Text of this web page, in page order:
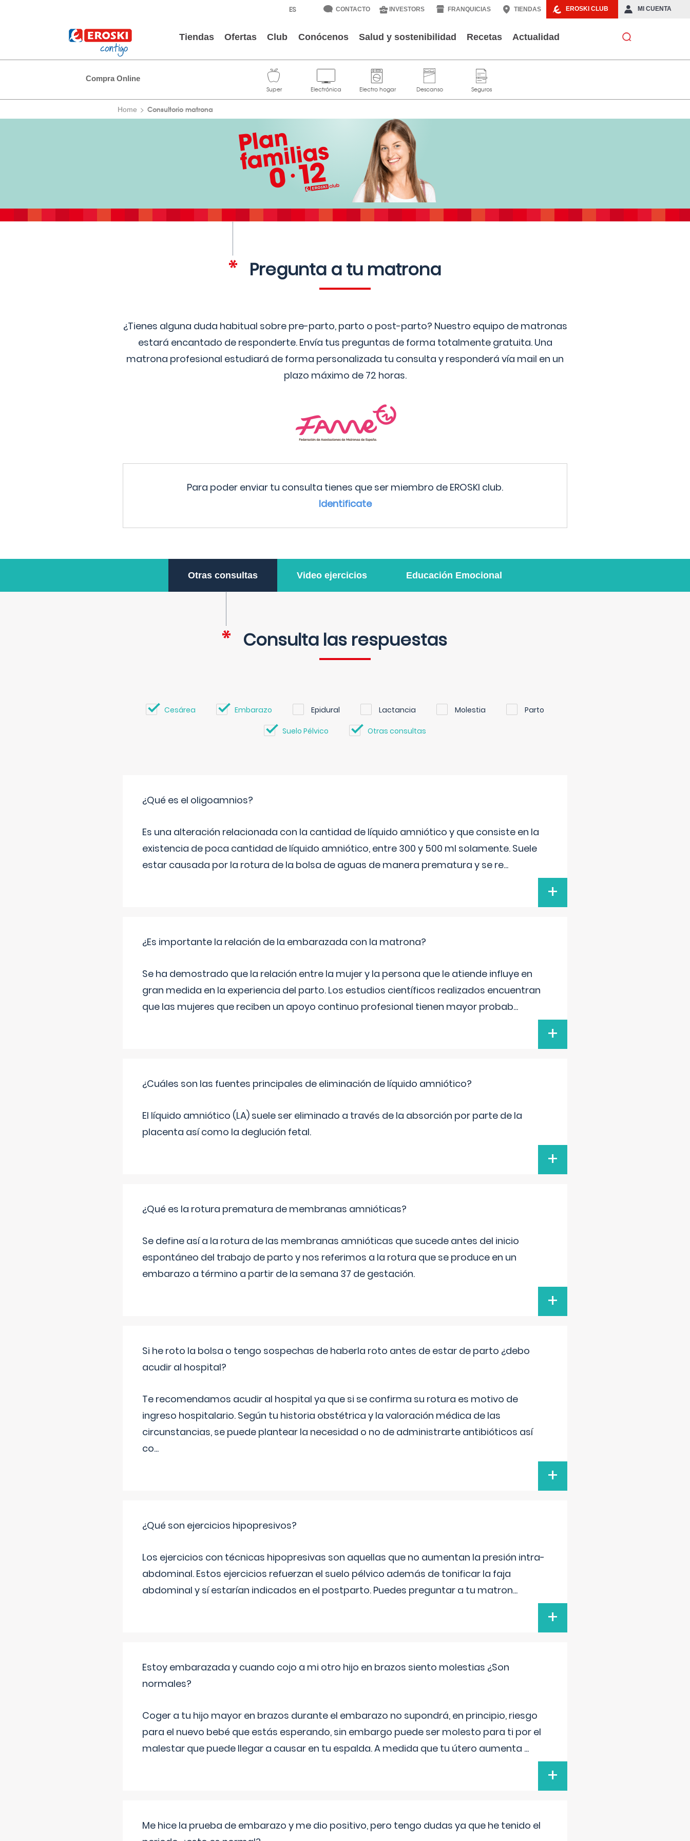
EROSKI CLUB MI CUENTA
CONTACTO INVESTORS FRANQUICIAS TIENDAS
Tiendas Ofertas Club Conócenos Salud y sostenibilidad Recetas Actualidad
Compra Online
Home Consultorio matrona
Pregunta a tu matrona
¿Tienes alguna duda habitual sobre pre-parto, parto o post-parto? Nuestro equipo de matronas
estará encantado de responderte. Envía tus preguntas de forma totalmente gratuita. Una
matrona profesional estudiará de forma personalizada tu consulta y responderá vía mail en un
plazo máximo de 72 horas.
Para poder enviar tu consulta tienes que ser miembro de EROSKI club.
Identificate
Otras consultas Video ejercicios Educación Emocional
Consulta las respuestas
Cesárea Embarazo Epidural Lactancia Molestia Parto
Suelo Pélvico Otras consultas
¿Qué es el oligoamnios?
Es una alteración relacionada con la cantidad de líquido amniótico y que consiste en la
existencia de poca cantidad de líquido amniótico, entre 300 y 500 ml solamente. Suele
estar causada por la rotura de la bolsa de aguas de manera prematura y se re...
+
¿Es importante la relación de la embarazada con la matrona?
Se ha demostrado que la relación entre la mujer y la persona que le atiende influye en
gran medida en la experiencia del parto. Los estudios científicos realizados encuentran
que las mujeres que reciben un apoyo continuo profesional tienen mayor probab...
+
¿Cuáles son las fuentes principales de eliminación de líquido amniótico?
El líquido amniótico (LA) suele ser eliminado a través de la absorción por parte de la
placenta así como la deglución fetal.
+
¿Qué es la rotura prematura de membranas amnióticas?
Se define así a la rotura de las membranas amnióticas que sucede antes del inicio
espontáneo del trabajo de parto y nos referimos a la rotura que se produce en un
embarazo a término a partir de la semana 37 de gestación.
+
Si he roto la bolsa o tengo sospechas de haberla roto antes de estar de parto ¿debo
acudir al hospital?
Te recomendamos acudir al hospital ya que si se confirma su rotura es motivo de
ingreso hospitalario. Según tu historia obstétrica y la valoración médica de las
circunstancias, se puede plantear la necesidad o no de administrarte antibióticos así
co...
+
¿Qué son ejercicios hipopresivos?
Los ejercicios con técnicas hipopresivas son aquellas que no aumentan la presión intra-
abdominal. Estos ejercicios refuerzan el suelo pélvico además de tonificar la faja
abdominal y sí estarían indicados en el postparto. Puedes preguntar a tu matron...
+
Estoy embarazada y cuando cojo a mi otro hijo en brazos siento molestias ¿Son
normales?
Coger a tu hijo mayor en brazos durante el embarazo no supondrá, en principio, riesgo
para el nuevo bebé que estás esperando, sin embargo puede ser molesto para ti por el
malestar que puede llegar a causar en tu espalda. A medida que tu útero aumenta ...
+
Me hice la prueba de embarazo y me dio positivo, pero tengo dudas ya que he tenido el